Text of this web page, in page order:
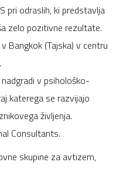
pri odraslih, ki predstavlja
zelo pozitivne rezultate.
Bangkok (Tajska) v centru
v psihološko-
katerega se razvijajo
življenja.
Consultants.
skupine za avtizem,